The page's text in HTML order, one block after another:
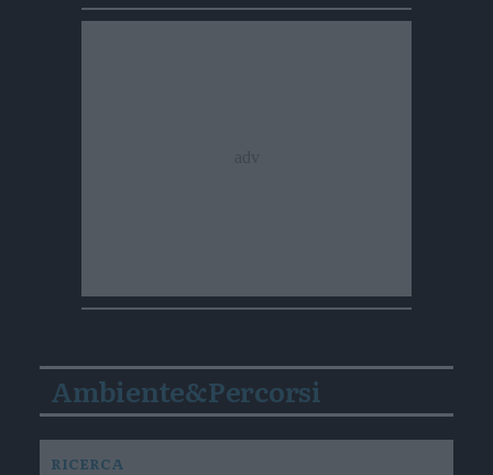
Ambiente&Percorsi
RICERCA